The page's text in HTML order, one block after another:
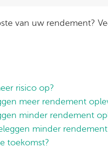
van uw rendement?
risico op?
meer rendement
minder rendement
minder
toekomst?